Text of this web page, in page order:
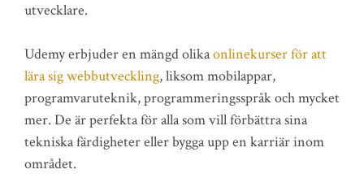
utvecklare.
Udemy erbjuder en mängd olikaonlinekurser för att
lära sig webbutveckling, liksom mobilappar,
programvaruteknik, programmeringsspråk och mycket
mer. De är perfekta för alla som vill förbättra sina
tekniska färdigheter eller bygga upp en karriär inom
området.